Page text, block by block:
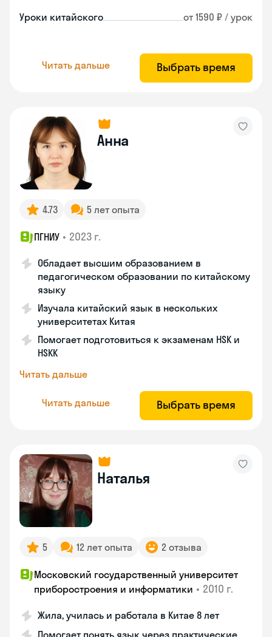
Уроки китайского от 1590 ₽ / урок
Читать дальше Выбрать время
Анна
4.73 5 лет опыта
ПГНИУ • 2023 г.
Обладает высшим образованием в
педагогическом образовании по китайскому
языку
Изучала китайский язык в нескольких
университетах Китая
Помогает подготовиться к экзаменам HSK и
HSKK
Читать дальше
Читать дальше Выбрать время
Наталья
5 12 лет опыта 2 отзыва
Московский государственный университет
приборостроения и информатики • 2010 г.
Жила, училась и работала в Китае 8 лет
Помогает понять язык через практические